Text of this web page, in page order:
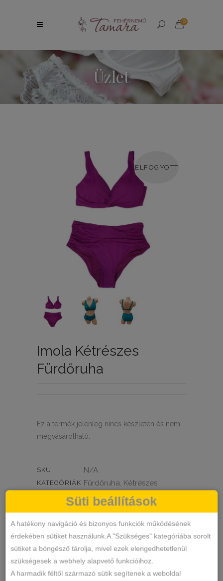
0
Üzlet
ELFOGYOTT
Imola Kétrészes
Fürdőruha
Ez a termék jelenleg nincs készleten és nem
megvásárolható.
SKU N/A
KATEGÓRIÁK Fürdőruha Kétrészes
MEGOSZTÁS
LEÍRÁS
TOVÁBBI INFORMÁCIÓK
Süti beállítások
A hatékony navigáció és bizonyos funkciók működésének
érdekében sütiket használunk.A "Szükséges" kategóriába sorolt
sütiket a böngésző tárolja, mivel ezek elengedhetetlenül
szükségesek a webhely alapvető funkcióihoz.
A harmadik féltől származó sütik segítenek a weboldal